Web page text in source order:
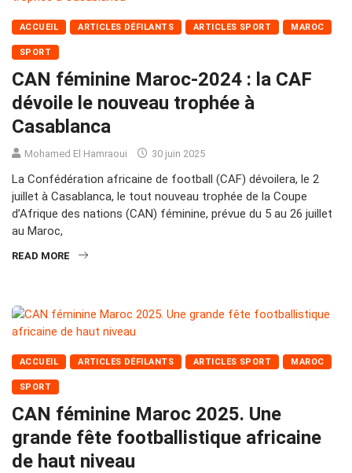
ACCUEIL ARTICLES DÉFILANTS ARTICLES SPORT MAROC
SPORT
CAN féminine Maroc-2024 : la CAF
dévoile le nouveau trophée à
Casablanca
Mohamed El Hamraoui 30 juin 2025
La Confédération africaine de football (CAF) dévoilera, le 2
juillet à Casablanca, le tout nouveau trophée de la Coupe
d’Afrique des nations (CAN) féminine, prévue du 5 au 26 juillet
au Maroc,
READ MORE
ACCUEIL ARTICLES DÉFILANTS ARTICLES SPORT MAROC
SPORT
CAN féminine Maroc 2025. Une
grande fête footballistique africaine
de haut niveau